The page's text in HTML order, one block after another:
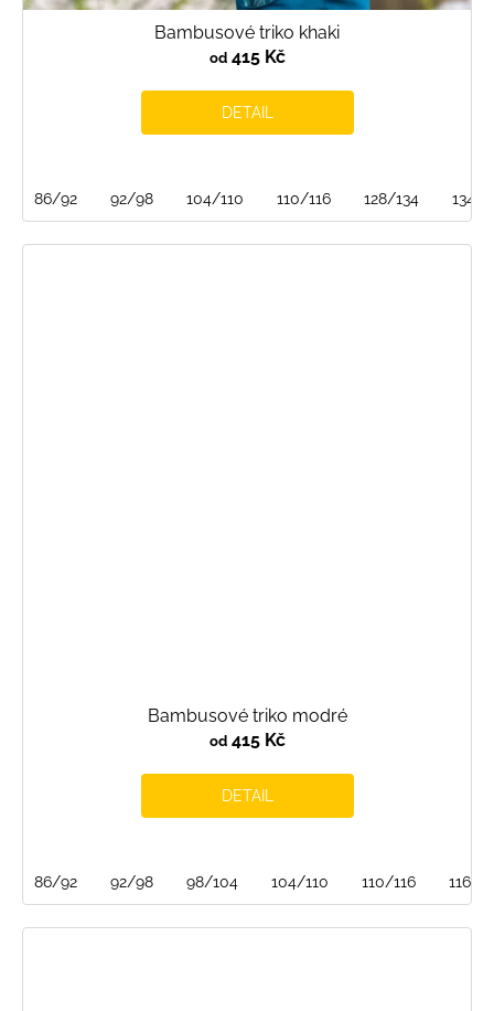
Bambusové triko khaki
od415 Kč
DETAIL
86/92 92/98 104/110 110/116 128/134 134/
Bambusové triko modré
od415 Kč
DETAIL
86/92 92/98 98/104 104/110 110/116 116/